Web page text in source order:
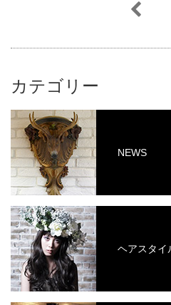
カテゴリー
NEWS
ヘアスタイ